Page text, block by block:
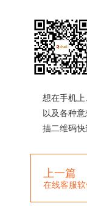
想在手机
以及各种
描二维码
上一篇
在线客服